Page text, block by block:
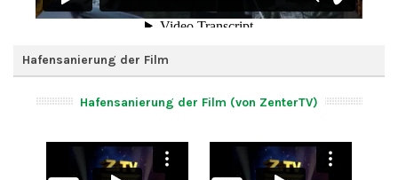
Hafensanierung der Film
Hafensanierung der Film (von ZenterTV)